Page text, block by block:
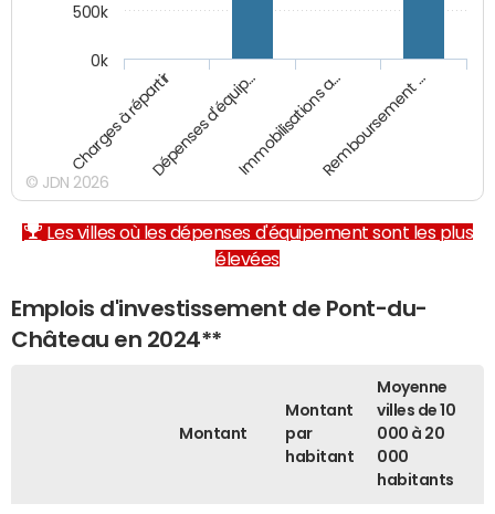
Charges à répartirDépenses d'équip…Immobilisations a…Remboursement …
0k
500k
© JDN 2026
Les villes où les dépenses d'équipement sont les plus
élevées
Emplois d'investissement de Pont-du-
Château en 2024**
Montant
Montant
par
habitant
Moyenne
villes de 10
000 à 20
000
habitants